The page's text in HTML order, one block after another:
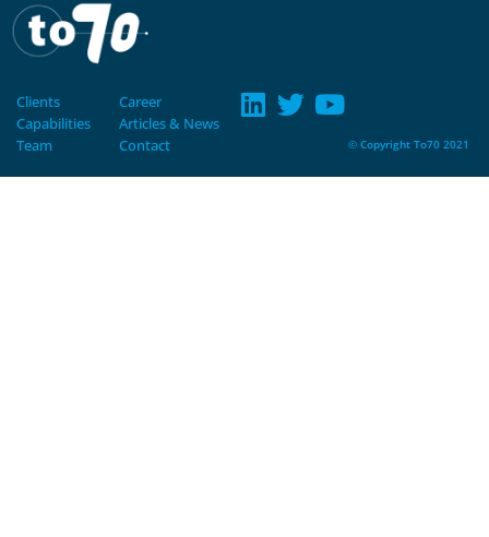
Clients
Capabilities
Team
Career
Articles & News
Contact
© Copyright To70 2021